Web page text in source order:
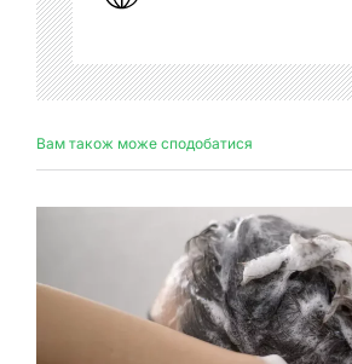
Вам також може сподобатися